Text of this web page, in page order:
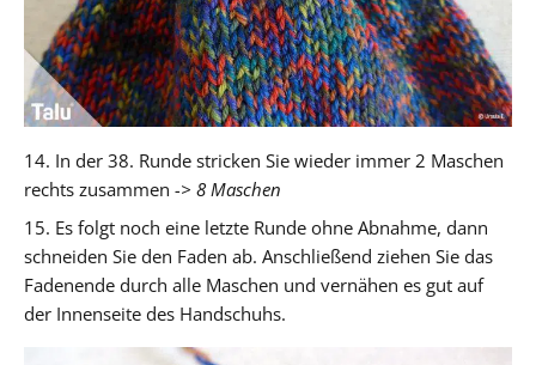
14. In der 38. Runde stricken Sie wieder immer 2 Maschen
rechts zusammen -> 8 Maschen
15. Es folgt noch eine letzte Runde ohne Abnahme, dann
schneiden Sie den Faden ab. Anschließend ziehen Sie das
Fadenende durch alle Maschen und vernähen es gut auf
der Innenseite des Handschuhs.